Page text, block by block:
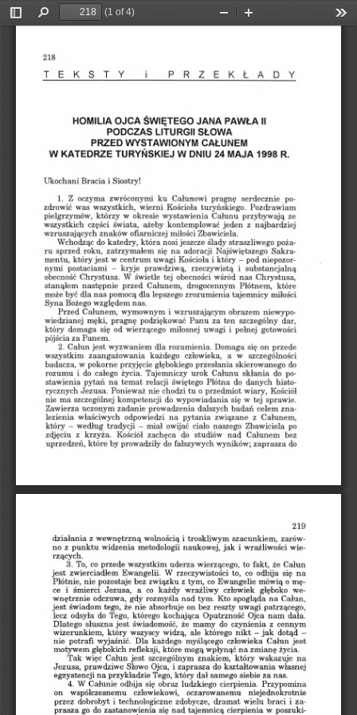
Toggle
Find
(1 of 4)
Zoom
218
TEKSTY i PRZEKŁADY
HOMILIA OJCA ŚWIĘTEGO JANA PAWŁA II
PODCZAS LITURGII
SŁOWA
PRZED WYSTAWIONYM CAŁUNEM
W KATEDRZE TURYŃSKIEJ W DNIU 24 MAJA 1998 R.
Ukochani Bracia i Siostry!
1. Z oczyma zwróconymi ku Całunowi pragnę serdecznie po
zdrowić was wszystkich, wierni Kościoła turyńskiego. Pozdrawiam
pielgrzymów, którzy w okresie wystawienia Całunu przybywają ze
wszystkich części świata, ażeby kontemplować jeden z najbardziej
wzruszających znaków ofiarniczej miłości Zbawiciela.
Wchodząc do katedry, która nosi jeszcze ślady straszliwego poża
ru sprzed roku, zatrzymałem się na adoracji Najświętszego Sakra
mentu, który jest w centrum uwagi Kościoła i który - pod niepozor
nymi postaciami - kryje prawdziwą, rzeczywistą i
substancjalną
obecność Chrystusa. W świetle tej obecności wśród nas Chrystusa,
stanąłem następnie przed Całunem, drogocennym Płótnem, które
może być dla nas pomocą dla lepszego zrozumienia tajemnicy miłości
Syna Bożego względem nas.
Przed Całunem, wymownym i wzruszającym obrazem niewypo
wiedzianej męki, pragnę podziękować Panu za ten szczególny dar,
który domaga się od wierzącego miłosnej uwagi i pełnej gotowości
pójścia za Panem.
2. Całun jest wyzwaniem dla rozumienia. Domaga się on przede
wszystkim zaangażowania każdego człowieka, a w szczególności
badacza, w pokorne przyjęcie głębokiego przesłania skierowanego do
rozumu i do całego życia. Tajemniczy urok Całunu skłania do po
stawienia pytań na temat relacji świętego Płótna do danych histo
rycznych Jezusa. Ponieważ nie chodzi tu o przedmiot wiary, Kościół
nie ma szczególnej kompetencji do wypowiadania się w tej sprawie.
Zawierza uczonym zadanie prowadzenia dalszych badań celem zna
lezienia właściwych odpowiedzi na pytania związane z Całunem,
który - według tradycji - miał owijać ciało naszego Zbawiciela po
zdjęciu z krzyża. Kościół zachęca do studiów nad Całunem bez
uprzedzeń, które by prowadziły do fałszywych wyników; zaprasza do
219
działania z wewnętrzną wolnością i troskliwym szacunkiem, zarów
no z punktu widzenia metodologii naukowej, jak i wrażliwości wie
rzących.
3. To, co przede wszystkim uderza wierzącego, to fakt, że Całun
jest zwierciadłem Ewangelii. W rzeczywistości to, co odbija się na
Płótnie, nie pozostaje bez związku z tym, co Ewangelie mówią o mę
ce i śmierci Jezusa, a co każdy wrażliwy człowiek głęboko we
wnętrznie odczuwa, gdy rozmyśla nad tym. Kto spogląda na Całun,
jest świadom tego, że nie absorbuje on bez reszty uwagi patrzącego,
lecz odsyła do Tego, którego kochająca Opatrzność Ojca nam dała.
Dlatego słuszna jest świadomość, że mamy do czynienia z cennym
wizerunkiem, który wszyscy widzą, ale którego nikt - jak dotąd -
nie potrafi wyjaśnić. Dla każdego myślącego człowieka Całun jest
motywem głębokich refleksji, które mogą wpłynąć na zmianę życia.
Tak więc Całun jest szczególnym znakiem, który wskazuje na
Jezusa, prawdziwe Słowo Ojca, i zaprasza do kształtowania własnej
egzystencji na przykładzie Tego, który dał samego siebie za nas.
4. W Całunie odbija się obraz ludzkiego cierpienia. Przypomina
on
współczesnemu człowiekowi, oczarowanemu
niejednokrotnie
przez dobrobyt i technologiczne zdobycze, dramat wielu braci i za
prasza go do zastanowienia się nad tajemnicą cierpienia w poszuki